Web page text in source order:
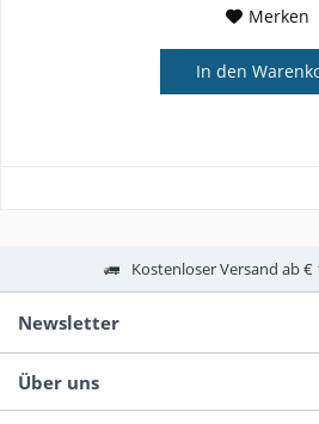
Merken
In den
Kostenloser Versand ab €
Newsletter
Über uns